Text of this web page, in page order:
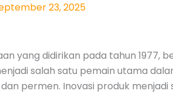
23, 2025
yang didirikan pada tahun 1977,
salah satu pemain utama
permen. Inovasi produk